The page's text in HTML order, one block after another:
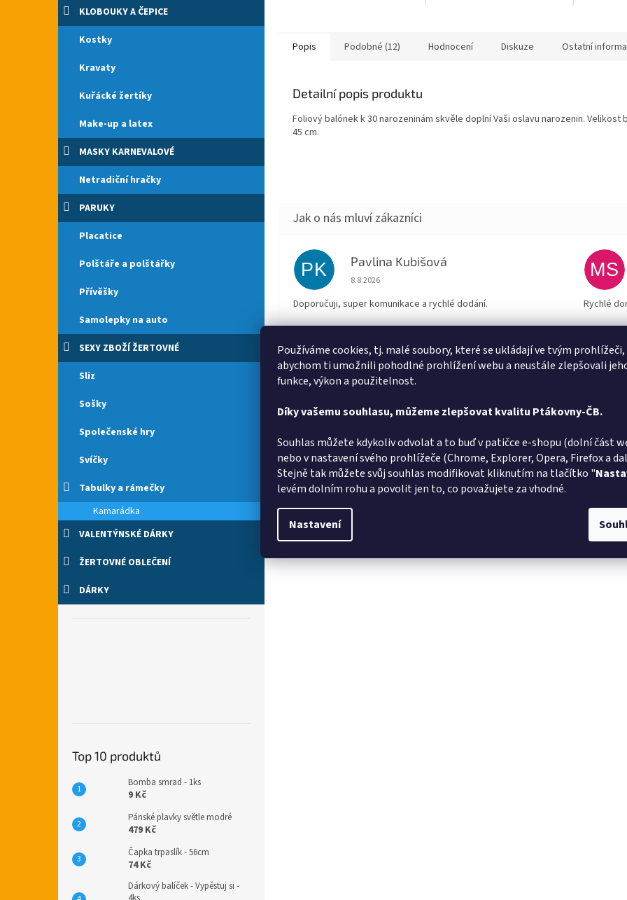
Používáme cookies, tj. malé soubory, které se ukládají ve tvým prohlížeči,
abychom ti umožnili pohodlné prohlížení webu a neustále zlepšovali
funkce, výkon a použitelnost.
Díky vašemu souhlasu, můžeme zlepšovat kvalitu Ptákovny-ČB.
Souhlas můžete kdykoliv odvolat a to buď v patičce e-shopu (dolní část
nebo v nastavení svého prohlížeče (Chrome, Explorer, Opera, Firefox a
Stejně tak můžete svůj souhlas modifikovat kliknutím na tlačítko "
levém dolním rohu a povolit jen to, co považujete za vhodné.
Nastavení
KLOBOUKY A ČEPICE
Kostky
Kravaty
Kuřácké žertíky
Make-up a latex
MASKY KARNEVALOVÉ
Netradiční hračky
PARUKY
Placatice
Polštáře a polštářky
Přívěšky
Samolepky na auto
SEXY ZBOŽÍ ŽERTOVNÉ
Sliz
Sošky
Společenské hry
Svíčky
Tabulky a rámečky
Kamarádka
VALENTÝNSKÉ DÁRKY
ŽERTOVNÉ OBLEČENÍ
DÁRKY
Top 10 produktů
Bomba smrad - 1ks
9 Kč
Pánské plavky světle modré
479 Kč
Čapka trpaslík - 56cm
74 Kč
Dárkový balíček - Vypěstuj si -
Popis Podobné (12) Hodnocení Diskuze Ostatní
Detailní popis produktu
Foliový balónek k 30 narozeninám skvěle doplní Vaši oslavu narozenin. Velikost
45 cm.
PK Pavlina Kubišová
Hodnocení obchodu je 5 z 5 hvězdiček.
8.8.2026
Doporučuji, super komunikace a rychlé dodání.
MS
Rychlé
AT Hodnocení obchodu je 5 z 5 hvězdiček.
5.8.2026
Vše v pořádku
JZ
Rychlé